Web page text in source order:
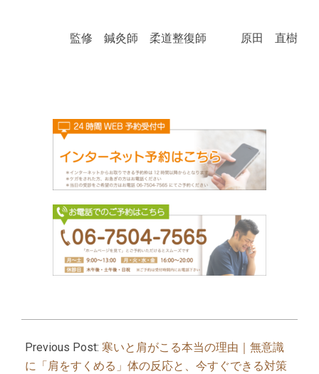
監修 鍼灸師 柔道整復師 原田 直樹
03-
01
Previous Post: 寒いと肩がこる本当の理由｜無意識
に「肩をすくめる」体の反応と、今すぐできる対策